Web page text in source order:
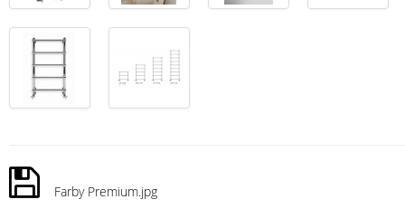
Farby Premium.jpg